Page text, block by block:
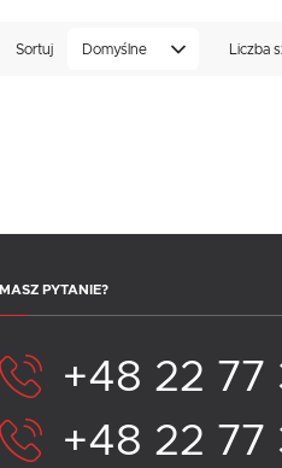
Sortuj Domyślne Liczba
MASZ PYTANIE?
+48 22 77
+48 22 77